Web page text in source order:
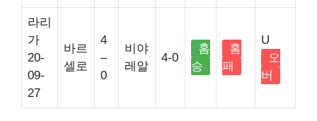
라리
가
20-
09-
27
바르
셀로
4
–
0
비야
레알
4-0
홈
승
홈
패
U
오
버